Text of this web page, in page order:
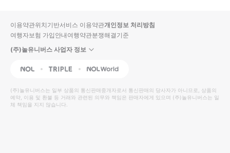
입니
다.
높
은
순
동
영
상
순
상
이용약관위치기반서비스 이용약관개인정보 처리방침
여행자보험 가입안내여행약관분쟁해결기준
(주)놀유니버스 사업자 정보
NOL Triple Interpark Global
(주)놀유니버스는 일부 상품의 통신판매중개자로서 통신판매의 당사자가 아니므로, 상품의
예약, 이용 및 환불 등 거래와 관련된 의무와 책임은 판매자에게 있으며 (주)놀유니버스는 일
체 책임을 지지 않습니다.